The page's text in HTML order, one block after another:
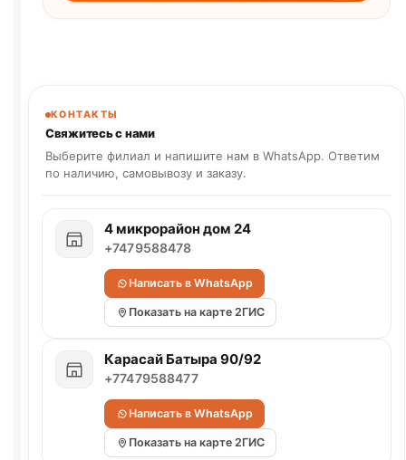
КОНТАКТЫ
Свяжитесь с нами
Выберите филиал и напишите нам в WhatsApp. Ответим
по наличию, самовывозу и заказу.
4 микрорайон дом 24
+7479588478
Написать в WhatsApp
Показать на карте 2ГИС
Карасай Батыра 90/92
+77479588477
Написать в WhatsApp
Показать на карте 2ГИС